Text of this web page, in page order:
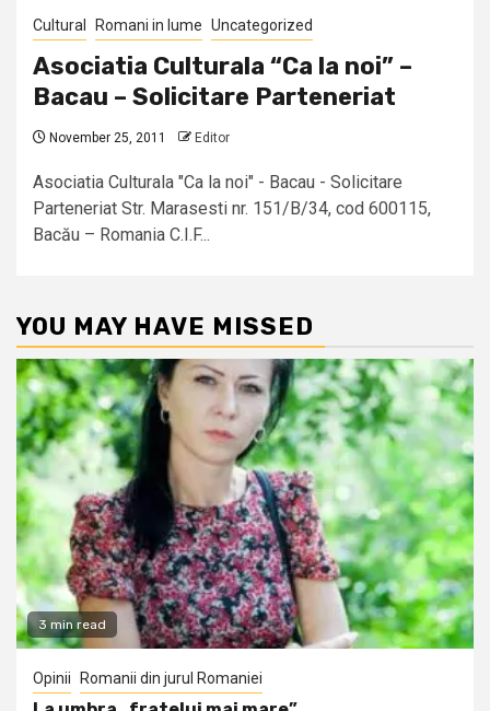
Cultural Romani in lume Uncategorized
Asociatia Culturala “Ca la noi” –
Bacau – Solicitare Parteneriat
November 25, 2011 Editor
Asociatia Culturala "Ca la noi" - Bacau - Solicitare
Parteneriat Str. Marasesti nr. 151/B/34, cod 600115,
Bacău – Romania C.I.F...
YOU MAY HAVE MISSED
3 min read
Opinii Romanii din jurul Romaniei